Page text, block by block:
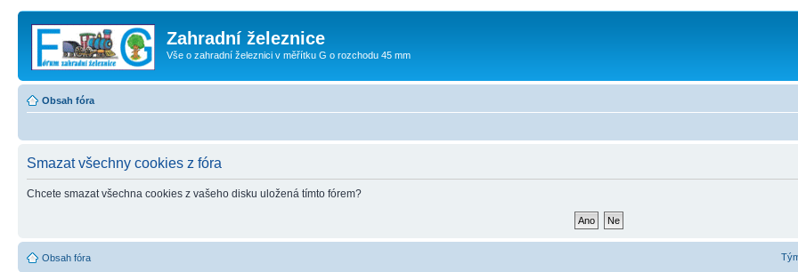
Zahradní železnice
Vše o zahradní železnici v měřítku G o rozchodu 45 mm
Obsah fóra
Smazat všechny cookies z fóra
Chcete smazat všechna cookies z vašeho disku uložená tímto fórem?
Obsah fóra